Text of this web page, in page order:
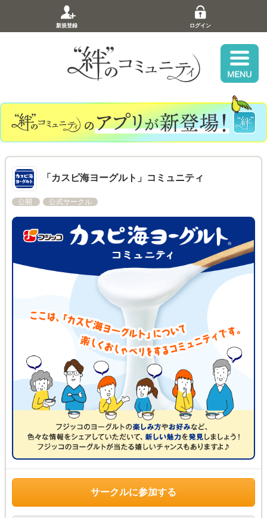
新規登録 ログイン
「カスピ海ヨーグルト」コミュニティ
公開 公式サークル
サークルに参加する